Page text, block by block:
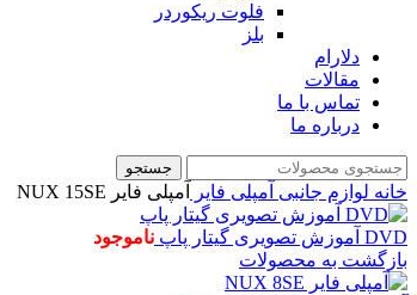
فلوت ریکوردر
بلز
دلارام
مقالات
تماس با ما
درباره ما
جستجو
خانه لوازم جانبی آمپلی فایر آمپلی فایر NUX 15SE
DVD آموزش تصویری گیتار پاپ
ناموجود
بازگشت به محصولات